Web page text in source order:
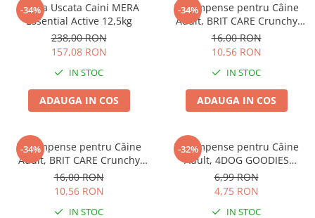
-34%
Hrana Uscata Caini MERA
Essential Active 12,5kg
238,00 RON
157,08 RON
IN STOC
ADAUGA IN COS
-34%
Recompense pentru Câine
Adult, BRIT CARE Crunchy
Cracker, Insecte, Curcan și
Mere, 200g
16,00 RON
10,56 RON
IN STOC
ADAUGA IN COS
-34%
Recompense pentru Câine
Adult, BRIT CARE Crunchy
Cracker, Insecte, Iepure și
Fenicul, 200g
16,00 RON
10,56 RON
IN STOC
-32%
Recompense pentru Câine
Adult, 4DOG GOODIES
Trainer, Miel și Orez, 150g
6,99 RON
4,75 RON
IN STOC